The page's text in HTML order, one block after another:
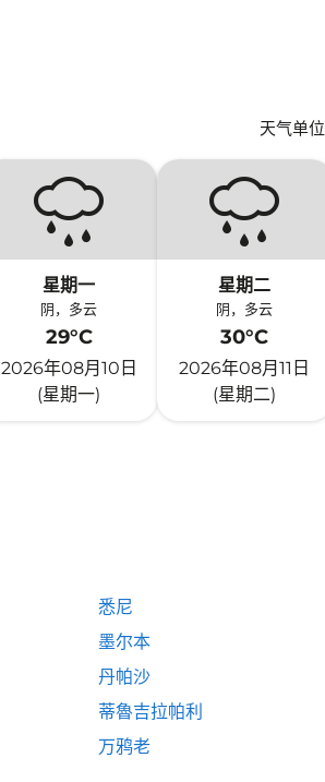
天气单位
星期一
阴，多云
29°C
2026年08月10日
(星期一)
星期二
阴，多云
30°C
2026年08月11日
(星期二)
悉尼
墨尔本
丹帕沙
蒂魯吉拉帕利
万鸦老